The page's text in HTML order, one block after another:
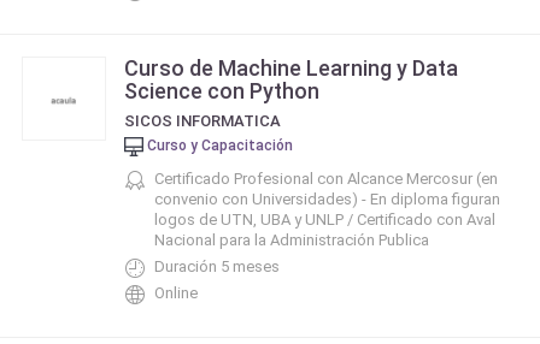
Curso de Machine Learning y Data
Science con Python
SICOS INFORMATICA
Curso y Capacitación
Certificado Profesional con Alcance Mercosur (en
convenio con Universidades) - En diploma figuran
logos de UTN, UBA y UNLP / Certificado con Aval
Nacional para la Administración Publica
Duración 5 meses
Online